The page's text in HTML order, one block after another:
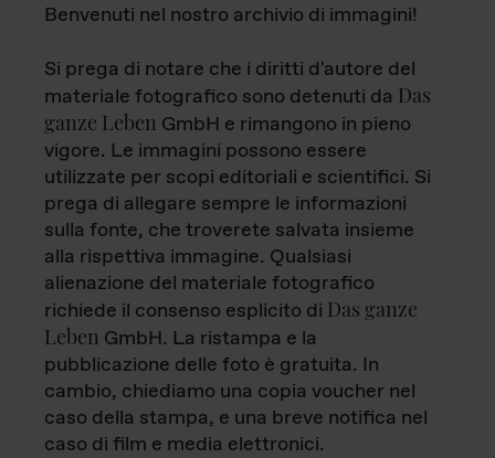
Benvenuti nel nostro archivio di immagini!
Si prega di notare che i diritti d'autore del
materiale fotografico sono detenuti da Das
ganze Leben GmbH e rimangono in pieno
vigore. Le immagini possono essere
utilizzate per scopi editoriali e scientifici. Si
prega di allegare sempre le informazioni
sulla fonte, che troverete salvata insieme
alla rispettiva immagine. Qualsiasi
alienazione del materiale fotografico
richiede il consenso esplicito di Das ganze
Leben GmbH. La ristampa e la
pubblicazione delle foto è gratuita. In
cambio, chiediamo una copia voucher nel
caso della stampa, e una breve notifica nel
caso di film e media elettronici.